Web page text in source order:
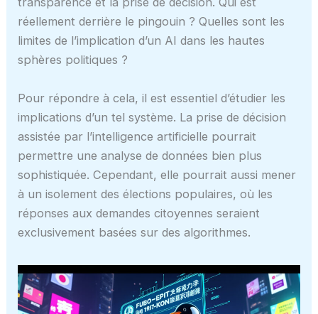
réellement derrière le pingouin ? Quelles sont les
limites de l’implication d’un AI dans les hautes
sphères politiques ?
Pour répondre à cela, il est essentiel d’étudier les
implications d’un tel système. La prise de décision
assistée par l’intelligence artificielle pourrait
permettre une analyse de données bien plus
sophistiquée. Cependant, elle pourrait aussi mener
à un isolement des élections populaires, où les
réponses aux demandes citoyennes seraient
exclusivement basées sur des algorithmes.